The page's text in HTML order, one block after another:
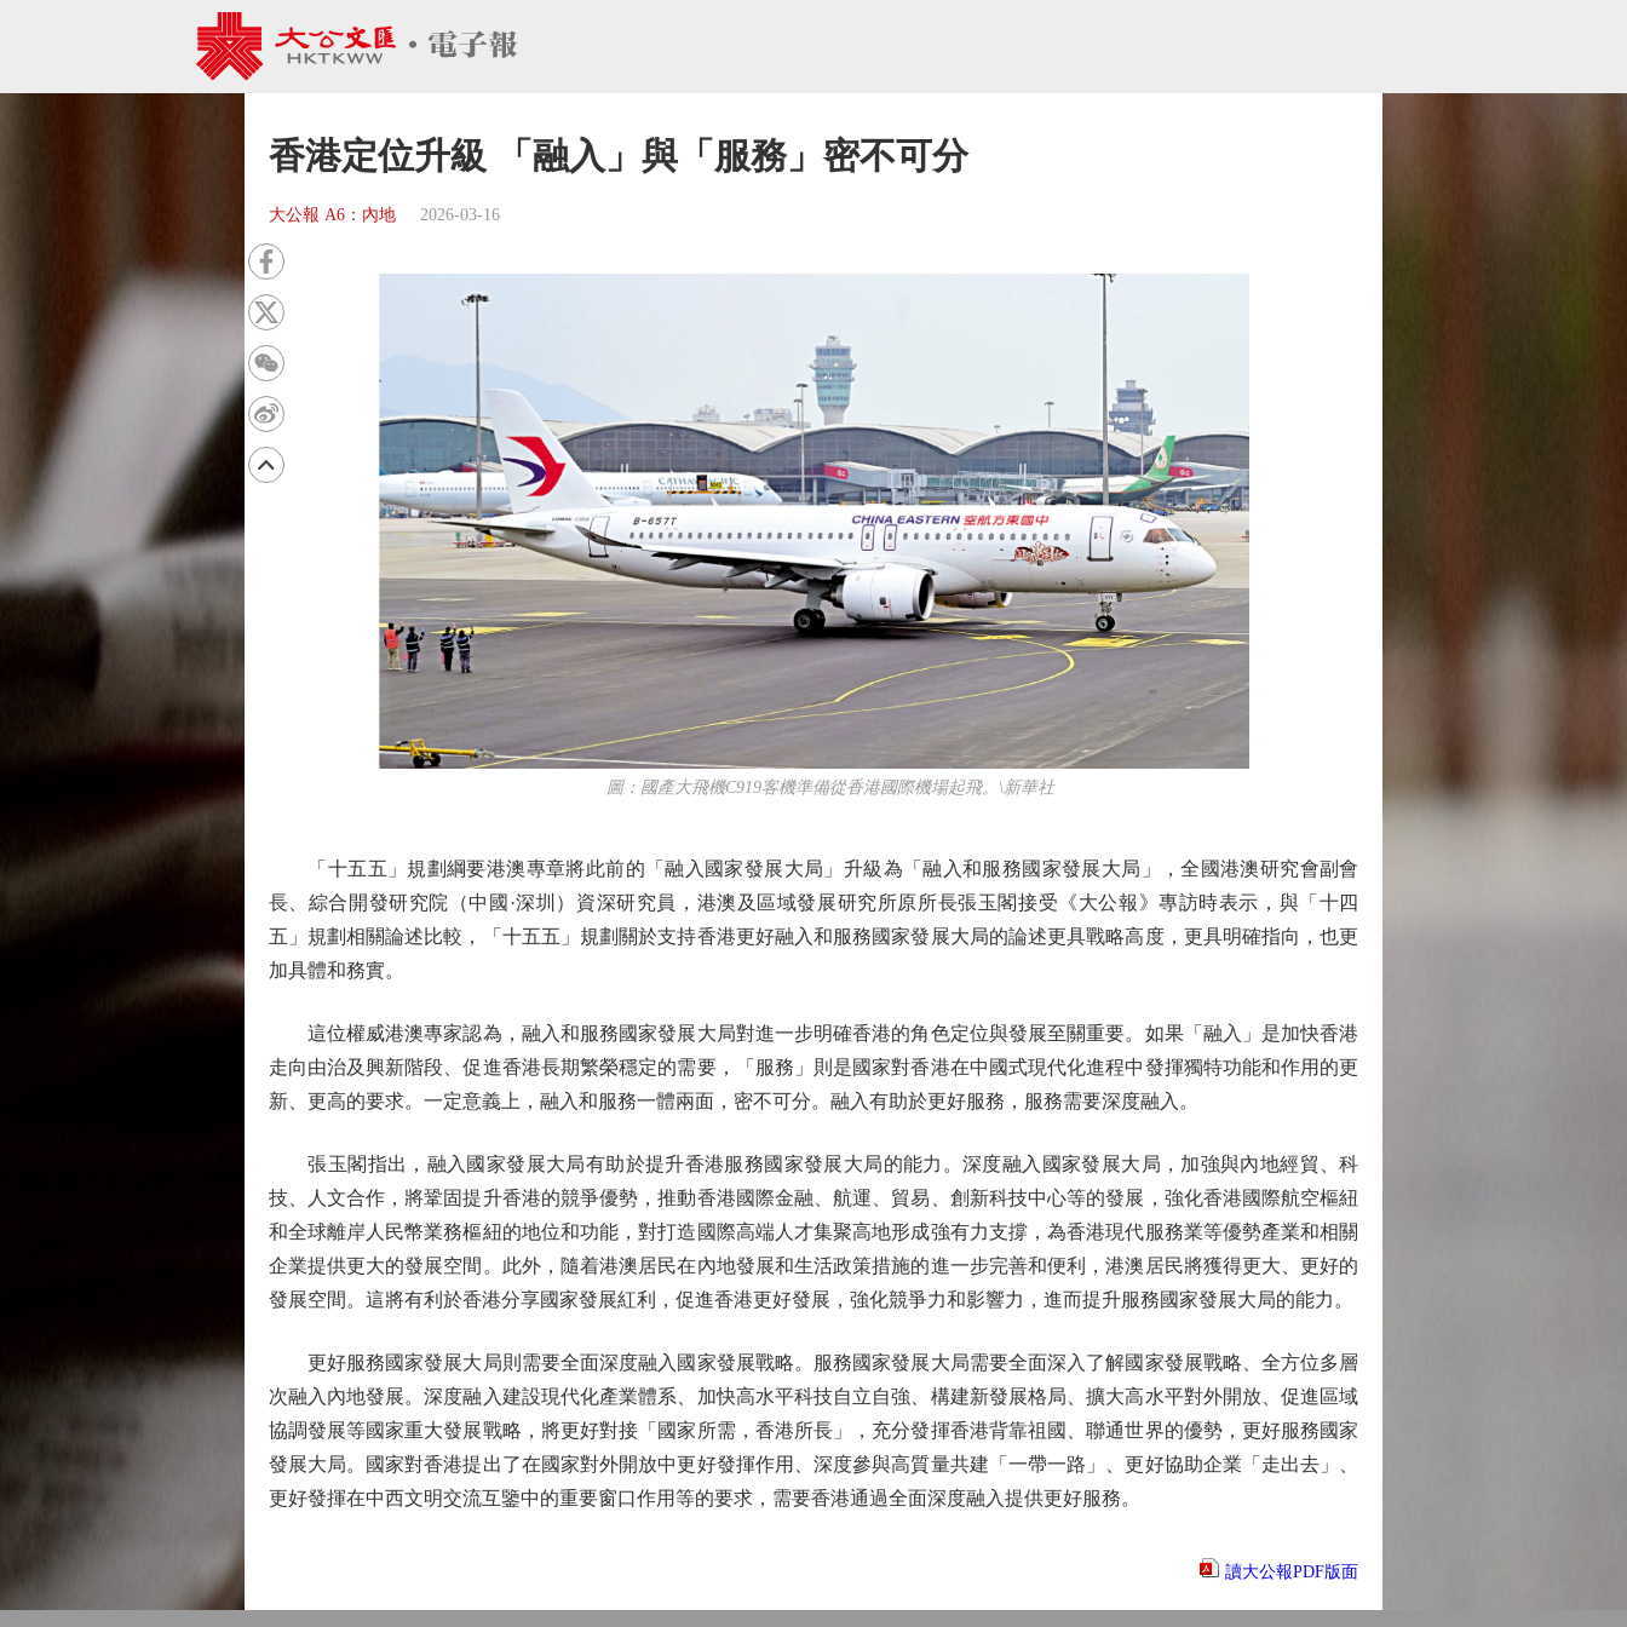
香港定位升級 「融入」與「服務」密不可分
大公報 A6：內地 2026-03-16
圖：國產大飛機C919客機準備從香港國際機場起飛。\新華社
「十五五」規劃綱要港澳專章將此前的「融入國家發展大局」升級為「融入和服務國家發展大局」，全國港澳研究會副會
長、綜合開發研究院（中國·深圳）資深研究員，港澳及區域發展研究所原所長張玉閣接受《大公報》專訪時表示，與「十四
五」規劃相關論述比較，「十五五」規劃關於支持香港更好融入和服務國家發展大局的論述更具戰略高度，更具明確指向，也更
加具體和務實。
這位權威港澳專家認為，融入和服務國家發展大局對進一步明確香港的角色定位與發展至關重要。如果「融入」是加快香港
走向由治及興新階段、促進香港長期繁榮穩定的需要，「服務」則是國家對香港在中國式現代化進程中發揮獨特功能和作用的更
新、更高的要求。一定意義上，融入和服務一體兩面，密不可分。融入有助於更好服務，服務需要深度融入。
張玉閣指出，融入國家發展大局有助於提升香港服務國家發展大局的能力。深度融入國家發展大局，加強與內地經貿、科
技、人文合作，將鞏固提升香港的競爭優勢，推動香港國際金融、航運、貿易、創新科技中心等的發展，強化香港國際航空樞紐
和全球離岸人民幣業務樞紐的地位和功能，對打造國際高端人才集聚高地形成強有力支撐，為香港現代服務業等優勢產業和相關
企業提供更大的發展空間。此外，隨着港澳居民在內地發展和生活政策措施的進一步完善和便利，港澳居民將獲得更大、更好的
發展空間。這將有利於香港分享國家發展紅利，促進香港更好發展，強化競爭力和影響力，進而提升服務國家發展大局的能力。
更好服務國家發展大局則需要全面深度融入國家發展戰略。服務國家發展大局需要全面深入了解國家發展戰略、全方位多層
次融入內地發展。深度融入建設現代化產業體系、加快高水平科技自立自強、構建新發展格局、擴大高水平對外開放、促進區域
協調發展等國家重大發展戰略，將更好對接「國家所需，香港所長」，充分發揮香港背靠祖國、聯通世界的優勢，更好服務國家
發展大局。國家對香港提出了在國家對外開放中更好發揮作用、深度參與高質量共建「一帶一路」、更好協助企業「走出去」、
更好發揮在中西文明交流互鑒中的重要窗口作用等的要求，需要香港通過全面深度融入提供更好服務。
讀大公報PDF版面